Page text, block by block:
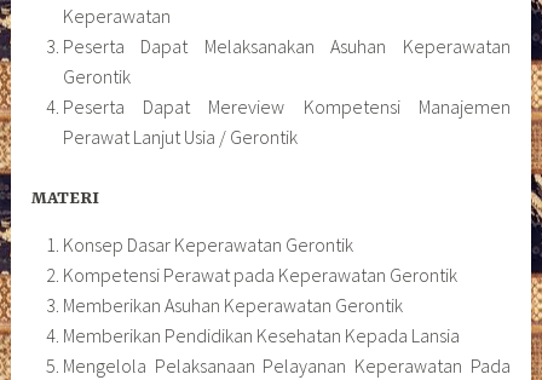
Keperawatan
Peserta Dapat Melaksanakan Asuhan Keperawatan
Gerontik
Peserta Dapat Mereview Kompetensi Manajemen
Perawat Lanjut Usia / Gerontik
MATERI
Konsep Dasar Keperawatan Gerontik
Kompetensi Perawat pada Keperawatan Gerontik
Memberikan Asuhan Keperawatan Gerontik
Memberikan Pendidikan Kesehatan Kepada Lansia
Mengelola Pelaksanaan Pelayanan Keperawatan Pada